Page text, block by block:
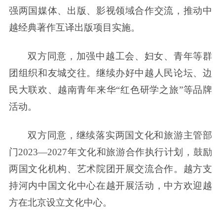
强两国媒体、出版、影视领域合作交流，推动中
越经典著作互译出版项目实施。
双方同意，加强中越工会、妇女、青年等群
团组织和友城交往。继续办好中越人民论坛、边
民大联欢、越南青年来华“红色研学之旅”等品牌
活动。
双方同意，继续落实两国文化和旅游主管部
门2023—2027年文化和旅游合作执行计划，鼓励
两国文化机构、艺术院团开展交流合作。越方支
持河内中国文化中心在越开展活动，中方欢迎越
方在北京设立文化中心。